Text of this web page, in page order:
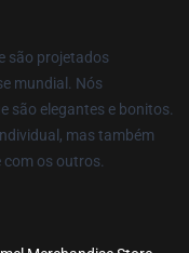
são projetados
mundial. Nós
são elegantes e bonitos.
mas também
os outros.